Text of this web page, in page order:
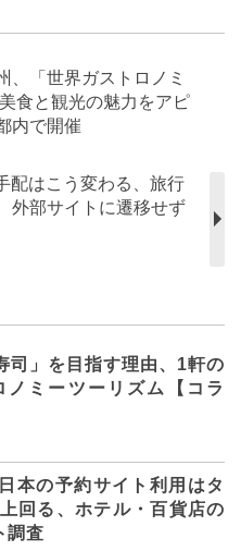
、「世界ガストロノミ
食と観光の魅力をアピ
内で開催
配はこう変わる、旅行
外部サイトに遷移せず
司」を目指す理由、1軒の
ミーツーリズム【コラ
本の予約サイト利用はタ
回る、ホテル・百貨店の
調査